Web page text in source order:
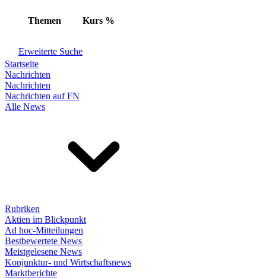
Themen Kurs %
Erweiterte Suche
Startseite
Nachrichten
Nachrichten
Nachrichten auf FN
Alle News
Rubriken
Aktien im Blickpunkt
Ad hoc-Mitteilungen
Bestbewertete News
Meistgelesene News
Konjunktur- und Wirtschaftsnews
Marktberichte